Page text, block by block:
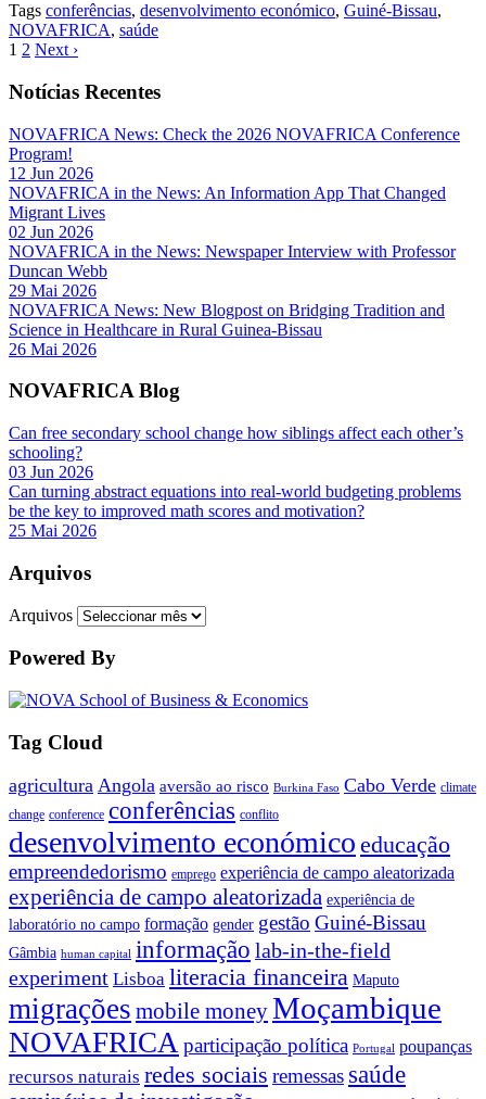
Tags conferências, desenvolvimento económico, Guiné-Bissau,
NOVAFRICA, saúde
1 2 Next ›
Notícias Recentes
NOVAFRICA News: Check the 2026 NOVAFRICA Conference
Program!
12 Jun 2026
NOVAFRICA in the News: An Information App That Changed
Migrant Lives
02 Jun 2026
NOVAFRICA in the News: Newspaper Interview with Professor
Duncan Webb
29 Mai 2026
NOVAFRICA News: New Blogpost on Bridging Tradition and
Science in Healthcare in Rural Guinea-Bissau
26 Mai 2026
NOVAFRICA Blog
Can free secondary school change how siblings affect each other’s
schooling?
03 Jun 2026
Can turning abstract equations into real-world budgeting problems
be the key to improved math scores and motivation?
25 Mai 2026
Arquivos
Arquivos
Powered By
Tag Cloud
agricultura Angola aversão ao risco Burkina Faso Cabo Verde climate
change conference conferências conflito
desenvolvimento económico educação
empreendedorismo emprego experiência de campo aleatorizada
experiência de campo aleatorizada experiência de
laboratório no campo formação gender gestão Guiné-Bissau
Gâmbia human capital informação lab-in-the-field
experiment Lisboa literacia financeira Maputo
migrações mobile moneyMoçambique
NOVAFRICAparticipação política Portugal poupanças
recursos naturais redes sociais remessas saúde